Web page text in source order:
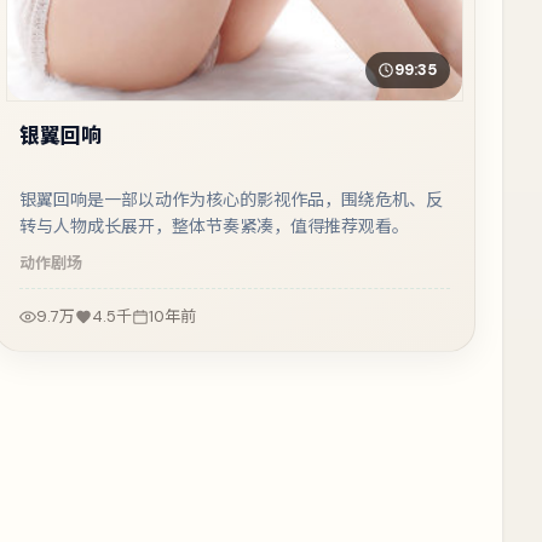
99:35
银翼回响
银翼回响是一部以动作为核心的影视作品，围绕危机、反
转与人物成长展开，整体节奏紧凑，值得推荐观看。
动作剧场
9.7万 4.5千 10年前